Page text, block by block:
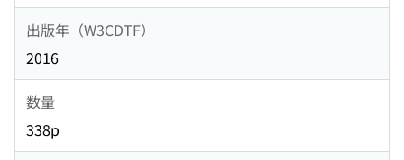
出版年（W3CDTF）
2016
数量
338p